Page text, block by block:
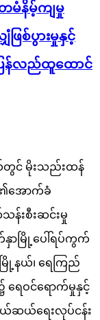
မံနိမ့်ကျမှု
ဖြစ်ပွားမှုနှင့်
န်လည်ထူထောင်
တွင် မိုးသည်းထန်
၏အောက်ခံ
န်းစီးဆင်းမှု
က်နှာမြို့ပေါ်ရပ်ကွက်
မြို့နယ်၊ ရေကြည်
ရေဝင်ရောက်မှုနှင့်
ယ်ဆယ်ရေးလုပ်ငန်း